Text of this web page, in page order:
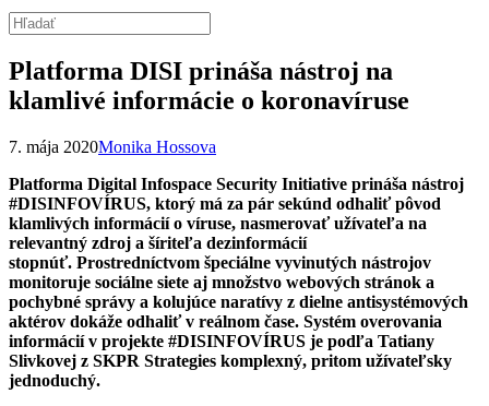
Platforma DISI prináša nástroj na
klamlivé informácie o koronavíruse
7. mája 2020Monika Hossova
Platforma Digital Infospace Security Initiative prináša nástroj
#DISINFOVÍRUS, ktorý má za pár sekúnd odhaliť pôvod
klamlivých informácií o víruse, nasmerovať užívateľa na
relevantný zdroj a šíriteľa dezinformácií
stopnúť. Prostredníctvom špeciálne vyvinutých nástrojov
monitoruje sociálne siete aj množstvo webových stránok a
pochybné správy a kolujúce naratívy z dielne antisystémových
aktérov dokáže odhaliť v reálnom čase. Systém overovania
informácií v projekte #DISINFOVÍRUS je podľa Tatiany
Slivkovej z SKPR Strategies komplexný, pritom užívateľsky
jednoduchý.